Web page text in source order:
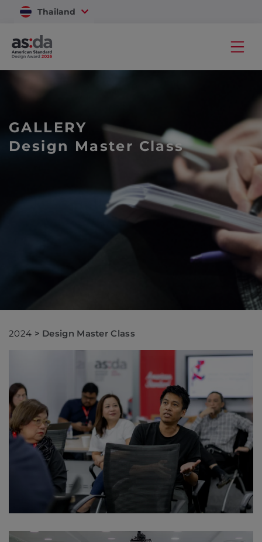
Thailand
Vietnam
GALLERY
Design Master Class
2024 > Design Master Class